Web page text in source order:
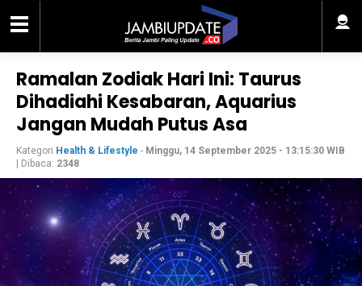
Ramalan Zodiak Hari Ini: Taurus
Dihadiahi Kesabaran, Aquarius
Jangan Mudah Putus Asa
Kategori Health & Lifestyle - Minggu, 14 September 2025 - 13:15:30 WIB
| Dibaca: 2348